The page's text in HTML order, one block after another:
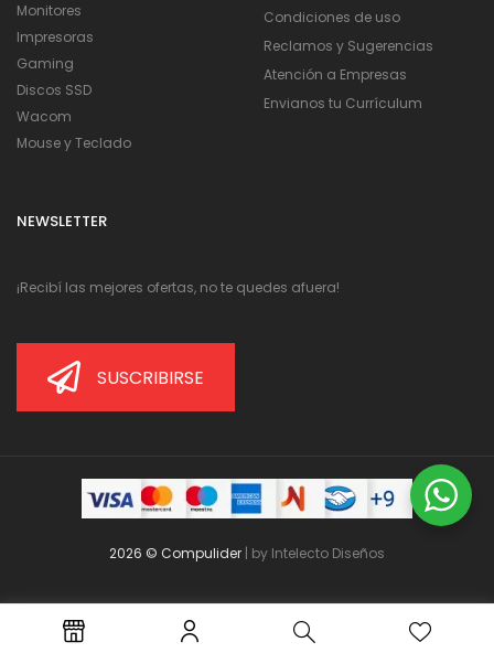
Monitores
Impresoras
Gaming
Discos SSD
Wacom
Mouse y Teclado
Condiciones de uso
Reclamos y Sugerencias
Atención a Empresas
Envianos tu Currículum
NEWSLETTER
¡Recibí las mejores ofertas, no te quedes afuera!
SUSCRIBIRSE
2026 © Compulider | by Intelecto Diseños